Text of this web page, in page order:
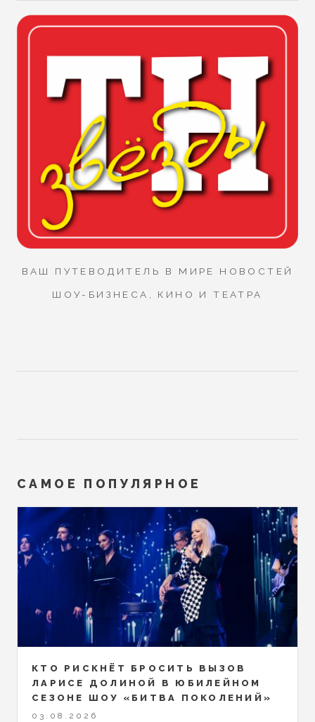
ВАШ ПУТЕВОДИТЕЛЬ В МИРЕ НОВОСТЕЙ
ШОУ-БИЗНЕСА, КИНО И ТЕАТРА
САМОЕ ПОПУЛЯРНОЕ
КТО РИСКНЁТ БРОСИТЬ ВЫЗОВ
ЛАРИСЕ ДОЛИНОЙ В ЮБИЛЕЙНОМ
СЕЗОНЕ ШОУ «БИТВА ПОКОЛЕНИЙ»
03.08.2026